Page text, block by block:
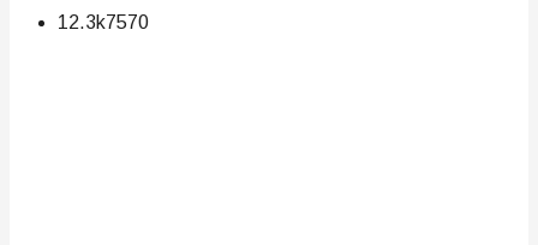
12.3k7570